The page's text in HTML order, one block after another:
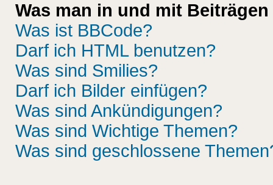
Was man in und mit
Was ist BBCode?
Darf ich HTML benutzen?
Was sind Smilies?
Darf ich Bilder einfügen?
Was sind Ankündigungen?
Was sind Wichtige Themen?
Was sind geschlossene